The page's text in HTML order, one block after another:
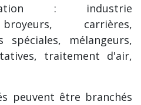
: industrie
carrières,
spéciales, mélangeurs,
traitement d'air,
peuvent être branchés